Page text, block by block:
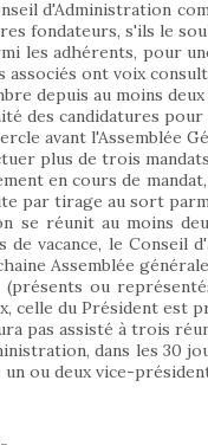
d'Administration
fondateurs, s'ils le
les adhérents, pour
ont voix
depuis au moins deux
des candidatures pour
avant l'Assemblée
plus de trois
en cours de
par tirage au sort
se réunit au moins
de vacance, le
Assemblée
ou
celle du Président est
pas assisté à trois
dans les 30
ou deux vice-